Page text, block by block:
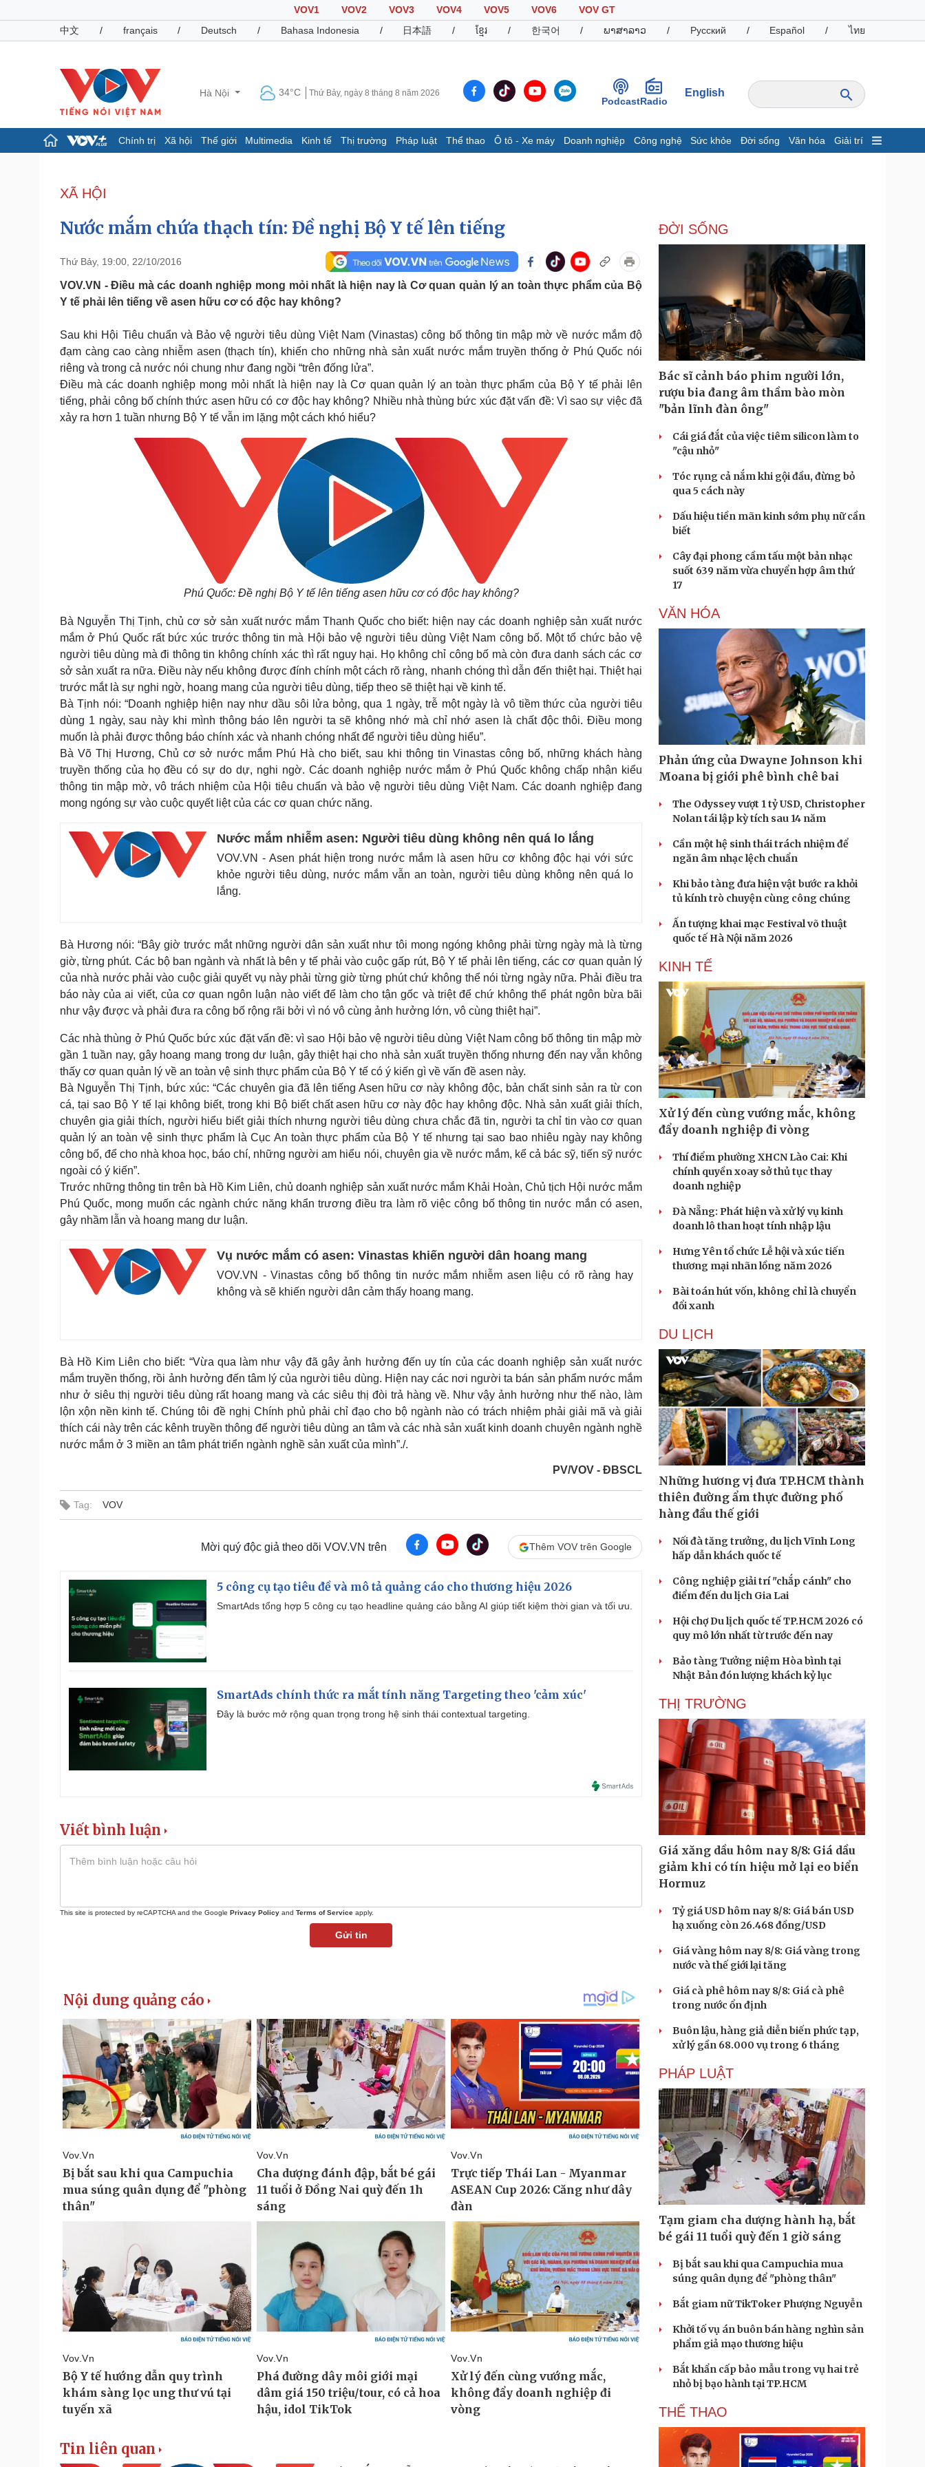
VOV1 VOV2 VOV3 VOV4 VOV5 VOV6
VOV GT
中文
/ français / Deutsch / Bahasa Indonesia / 日本語 / ខ្មែរ / 한국어 / ພາສາລາວ / Русский / Español / ไทย
Hà Nội 34°C Thứ Bảy, ngày 8 tháng 8 năm 2026
PodcastRadio
English
Chính trị Xã hội Thế giới Multimedia Kinh tế Thị trường Pháp luật Thể thao Ô tô - Xe máy Doanh nghiệp Công nghệ Sức khỏe Đời sống Văn hóa Giải trí
Đảng
Tổ chức nhân sự
Nhận diện sự thật
Dấu ấn VOV
E-Magazine
Infographic
Giá cà phê
Pháp luật
Vụ án
Tư vấn luật
Quân sự - Quốc phòng
Vũ khí
Phân tích
Thể thao
Bóng đá
Thế giới thể thao
eSports
Hậu trường
Ô tô - Xe máy
Tư vấn
Doanh nghiệp
Thông tin doanh nghiệp
Doanh nghiệp 24h
Doanh nhân
Vì cộng đồng
Công nghệ
Sành điệu
Tin Công nghệ
Trải nghiệm
Chuyển đổi số
Sức khỏe
Dinh dưỡng - món ngon
Cây thuốc
Đời sống
Nhà đẹp
Blog
Văn hóa
Sân khấu - Điện ảnh
Văn học
Giải trí
Nghệ sĩ
Du lịch
Tư vấn
Podcast
Đọc truyện đêm khuya
Cửa sổ tình yêu
Kể chuyện cho bé
XÃ HỘI
Nước mắm chứa thạch tín: Đề nghị Bộ Y tế lên tiếng
Thứ Bảy, 19:00, 22/10/2016
VOV.VN - Điều mà các doanh nghiệp mong mỏi nhất là hiện nay là Cơ quan quản lý an toàn thực phẩm của Bộ
Y tế phải lên tiếng về asen hữu cơ có độc hay không?
Sau khi Hội Tiêu chuẩn và Bảo vệ người tiêu dùng Việt Nam (Vinastas) công bố thông tin mập mờ về nước mắm độ
đạm càng cao càng nhiễm asen (thạch tín), khiến cho những nhà sản xuất nước mắm truyền thống ở Phú Quốc nói
riêng và trong cả nước nói chung như đang ngồi “trên đống lửa”.
Điều mà các doanh nghiệp mong mỏi nhất là hiện nay là Cơ quan quản lý an toàn thực phẩm của Bộ Y tế phải lên
tiếng, phải công bố chính thức asen hữu có cơ độc hay không? Nhiều nhà thùng bức xúc đặt vấn đề: Vì sao sự việc đã
xảy ra hơn 1 tuần nhưng Bộ Y tế vẫn im lặng một cách khó hiểu?
Phú Quốc: Đề nghị Bộ Y tế lên tiếng asen hữu cơ có độc hay không?
Bà Nguyễn Thị Tịnh, chủ cơ sở sản xuất nước mắm Thanh Quốc cho biết: hiện nay các doanh nghiệp sản xuất nước
mắm ở Phú Quốc rất bức xúc trước thông tin mà Hội bảo vệ người tiêu dùng Việt Nam công bố. Một tổ chức bảo vệ
người tiêu dùng mà đi thông tin không chính xác thì rất nguy hại. Họ không chỉ công bố mà còn đưa danh sách các cơ
sở sản xuất ra nữa. Điều này nếu không được đính chính một cách rõ ràng, nhanh chóng thì dẫn đến thiệt hại. Thiệt hại
trước mắt là sự nghi ngờ, hoang mang của người tiêu dùng, tiếp theo sẽ thiệt hại về kinh tế.
Bà Tịnh nói: “Doanh nghiệp hiện nay như dầu sôi lửa bỏng, qua 1 ngày, trễ một ngày là vô tiềm thức của người tiêu
dùng 1 ngày, sau này khi mình thông báo lên người ta sẽ không nhớ mà chỉ nhớ asen là chất độc thôi. Điều mong
muốn là phải được thông báo chính xác và nhanh chóng nhất để người tiêu dùng hiểu”.
Bà Võ Thị Hương, Chủ cơ sở nước mắm Phú Hà cho biết, sau khi thông tin Vinastas công bố, những khách hàng
truyền thống của họ đều có sự do dự, nghi ngờ. Các doanh nghiệp nước mắm ở Phú Quốc không chấp nhận kiểu
thông tin mập mờ, vô trách nhiệm của Hội tiêu chuẩn và bảo vệ người tiêu dùng Việt Nam. Các doanh nghiệp đang
mong ngóng sự vào cuộc quyết liệt của các cơ quan chức năng.
Nước mắm nhiễm asen: Người tiêu dùng không nên quá lo lắng
VOV.VN - Asen phát hiện trong nước mắm là asen hữu cơ không độc hại với sức
khỏe người tiêu dùng, nước mắm vẫn an toàn, người tiêu dùng không nên quá lo
lắng.
Bà Hương nói: “Bây giờ trước mắt những người dân sản xuất như tôi mong ngóng không phải từng ngày mà là từng
giờ, từng phút. Các bộ ban ngành và nhất là bên y tế phải vào cuộc gấp rút, Bộ Y tế phải lên tiếng, các cơ quan quản lý
của nhà nước phải vào cuộc giải quyết vụ này phải từng giờ từng phút chứ không thể nói từng ngày nữa. Phải điều tra
báo này của ai viết, của cơ quan ngôn luận nào viết để làm cho tận gốc và triệt để chứ không thể phát ngôn bừa bãi
như vậy được và phải đưa ra công bố rộng rãi bởi vì nó vô cùng ảnh hưởng lớn, vô cùng thiệt hại”.
Các nhà thùng ở Phú Quốc bức xúc đặt vấn đề: vì sao Hội bảo vệ người tiêu dùng Việt Nam công bố thông tin mập mờ
gần 1 tuần nay, gây hoang mang trong dư luận, gây thiệt hại cho nhà sản xuất truyền thống nhưng đến nay vẫn không
thấy cơ quan quản lý về an toàn vệ sinh thực phẩm của Bộ Y tế có ý kiến gì về vấn đề asen này.
Bà Nguyễn Thị Tịnh, bức xúc: “Các chuyên gia đã lên tiếng Asen hữu cơ này không độc, bản chất sinh sản ra từ con
cá, tại sao Bộ Y tế lại không biết, trong khi Bộ biết chất asen hữu cơ này độc hay không độc. Nhà sản xuất giải thích,
chuyên gia giải thích, người hiểu biết giải thích nhưng người tiêu dùng chưa chắc đã tin, người ta chỉ tin vào cơ quan
quản lý an toàn vệ sinh thực phẩm là Cục An toàn thực phẩm của Bộ Y tế nhưng tại sao bao nhiêu ngày nay không
công bố, để cho nhà khoa học, báo chí, những người am hiểu nói, chuyên gia về nước mắm, kể cả bác sỹ, tiến sỹ nước
ngoài có ý kiến”.
Trước những thông tin trên bà Hồ Kim Liên, chủ doanh nghiệp sản xuất nước mắm Khải Hoàn, Chủ tịch Hội nước mắm
Phú Quốc, mong muốn các ngành chức năng khẩn trương điều tra làm rõ việc công bố thông tin nước mắn có asen,
gây nhầm lẫn và hoang mang dư luận.
Vụ nước mắm có asen: Vinastas khiến người dân hoang mang
VOV.VN - Vinastas công bố thông tin nước mắm nhiễm asen liệu có rõ ràng hay
không và sẽ khiến người dân cảm thấy hoang mang.
Bà Hồ Kim Liên cho biết: “Vừa qua làm như vậy đã gây ảnh hưởng đến uy tín của các doanh nghiệp sản xuất nước
mắm truyền thống, rồi ảnh hưởng đến tâm lý của người tiêu dùng. Hiện nay các nơi người ta bán sản phẩm nước mắm
như ở siêu thị người tiêu dùng rất hoang mang và các siêu thị đòi trả hàng về. Như vậy ảnh hưởng như thế nào, làm
lộn xộn nền kinh tế. Chúng tôi đề nghị Chính phủ phải chỉ đạo cho bộ ngành nào có trách nhiệm phải giải mã và giải
thích cái này trên các kênh truyền thông để người tiêu dùng an tâm và các nhà sản xuất kinh doanh chuyên ngành nghề
nước mắm ở 3 miền an tâm phát triển ngành nghề sản xuất của mình”./.
PV/VOV - ĐBSCL
Tag: VOV
Mời quý độc giả theo dõi VOV.VN trên Thêm VOV trên Google
5 công cụ tạo tiêu đề và mô tả quảng cáo cho thương hiệu 2026
SmartAds tổng hợp 5 công cụ tạo headline quảng cáo bằng AI giúp tiết kiệm thời gian và tối ưu.
SmartAds chính thức ra mắt tính năng Targeting theo 'cảm xúc'
Đây là bước mở rộng quan trọng trong hệ sinh thái contextual targeting.
Viết bình luận
This site is protected by reCAPTCHA and the Google Privacy Policy and Terms of Service apply.
Gửi tin
Tin liên quan
ĐỜI SỐNG
Bác sĩ cảnh báo phim người lớn,
rượu bia đang âm thầm bào mòn
"bản lĩnh đàn ông"
Cái giá đắt của việc tiêm silicon làm to
"cậu nhỏ"
Tóc rụng cả nắm khi gội đầu, đừng bỏ
qua 5 cách này
Dấu hiệu tiền mãn kinh sớm phụ nữ cần
biết
Cây đại phong cầm tấu một bản nhạc
suốt 639 năm vừa chuyển hợp âm thứ
17
VĂN HÓA
Phản ứng của Dwayne Johnson khi
Moana bị giới phê bình chê bai
The Odyssey vượt 1 tỷ USD, Christopher
Nolan tái lập kỳ tích sau 14 năm
Cần một hệ sinh thái trách nhiệm để
ngăn âm nhạc lệch chuẩn
Khi bảo tàng đưa hiện vật bước ra khỏi
tủ kính trò chuyện cùng công chúng
Ấn tượng khai mạc Festival võ thuật
quốc tế Hà Nội năm 2026
KINH TẾ
Xử lý đến cùng vướng mắc, không
đẩy doanh nghiệp đi vòng
Thí điểm phường XHCN Lào Cai: Khi
chính quyền xoay sở thủ tục thay
doanh nghiệp
Đà Nẵng: Phát hiện và xử lý vụ kinh
doanh lô than hoạt tính nhập lậu
Hưng Yên tổ chức Lễ hội và xúc tiến
thương mại nhãn lồng năm 2026
Bài toán hút vốn, không chỉ là chuyển
đổi xanh
DU LỊCH
Những hương vị đưa TP.HCM thành
thiên đường ẩm thực đường phố
hàng đầu thế giới
Nối đà tăng trưởng, du lịch Vĩnh Long
hấp dẫn khách quốc tế
Công nghiệp giải trí "chắp cánh" cho
điểm đến du lịch Gia Lai
Hội chợ Du lịch quốc tế TP.HCM 2026 có
quy mô lớn nhất từ trước đến nay
Bảo tàng Tưởng niệm Hòa bình tại
Nhật Bản đón lượng khách kỷ lục
THỊ TRƯỜNG
Giá xăng dầu hôm nay 8/8: Giá dầu
giảm khi có tín hiệu mở lại eo biển
Hormuz
Tỷ giá USD hôm nay 8/8: Giá bán USD
hạ xuống còn 26.468 đồng/USD
Giá vàng hôm nay 8/8: Giá vàng trong
nước và thế giới lại tăng
Giá cà phê hôm nay 8/8: Giá cà phê
trong nước ổn định
Buôn lậu, hàng giả diễn biến phức tạp,
xử lý gần 68.000 vụ trong 6 tháng
PHÁP LUẬT
Tạm giam cha dượng hành hạ, bắt
bé gái 11 tuổi quỳ đến 1 giờ sáng
Bị bắt sau khi qua Campuchia mua
súng quân dụng để "phòng thân"
Bắt giam nữ TikToker Phượng Nguyễn
Khởi tố vụ án buôn bán hàng nghìn sản
phẩm giả mạo thương hiệu
Bắt khẩn cấp bảo mẫu trong vụ hai trẻ
nhỏ bị bạo hành tại TP.HCM
THỂ THAO